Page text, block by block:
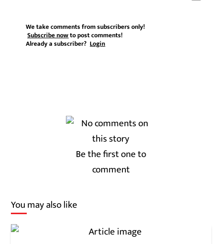
We take comments from subscribers only!
Subscribe nowto post comments!
Already a subscriber?Login
Be the first one to
comment
You may also like